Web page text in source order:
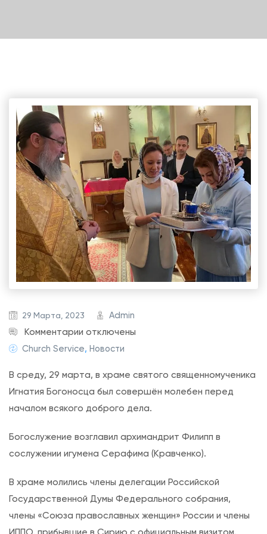
29 Марта, 2023
Admin
Комментарии к
з
п
и
с
л
е
б
е
отключены
Church Service, Новости
В среду, 29 марта, в храме святого священномученика
Игнатия Богоносца был совершён молебен перед
началом всякого доброго дела.
Богослужение возглавил архимандрит Филипп в
сослужении игумена Серафима (Кравченко).
В храме молились члены делегации Российской
Государственной Думы Федерального собрания,
члены «Союза православных женщин» России и члены